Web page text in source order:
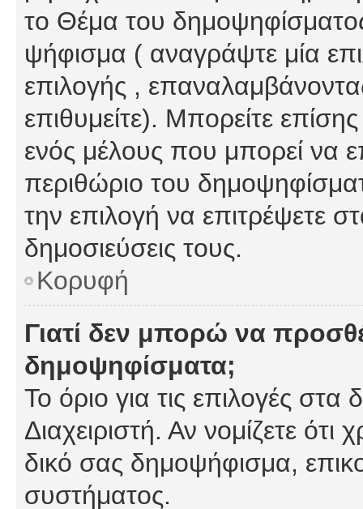
το Θέμα του
ψήφισμα ( αναγράψτε μία
επιλογής ,
επιθυμείτε). Μπορείτε
ενός μέλους που μπορεί να
περιθώριο του
την επιλογή να επιτρέψετε
δημοσιεύσεις τους.
Κορυφή
Γιατί δεν μπορώ να
δημοψηφίσματα;
Το όριο για τις επιλογές
Διαχειριστή. Αν νομίζετε ότι
δικό σας δημοψήφισμα,
συστήματος.